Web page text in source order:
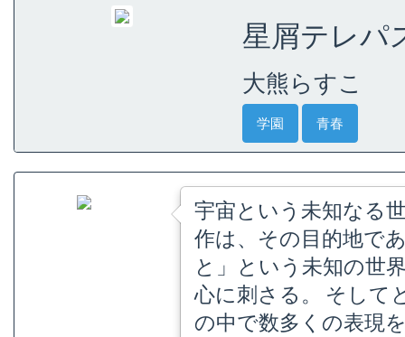
星屑テレパ
大熊らすこ
学園 青春
宇宙という未知なる
作は、その目的地で
と」という未知の世
心に刺さる。 そして
の中で数多くの表現